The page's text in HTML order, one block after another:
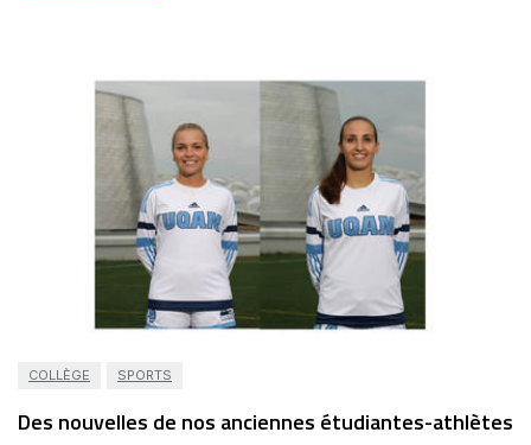
COLLÈGE SPORTS
Des nouvelles de nos anciennes étudiantes-athlètes